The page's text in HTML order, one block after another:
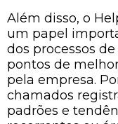
Além disso, o
um papel
dos processos
pontos de
pela empresa.
chamados
padrões e